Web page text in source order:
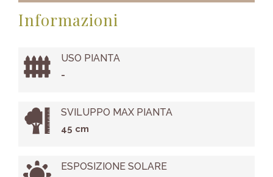
Informazioni
USO PIANTA
-
SVILUPPO MAX PIANTA
45 cm
ESPOSIZIONE SOLARE